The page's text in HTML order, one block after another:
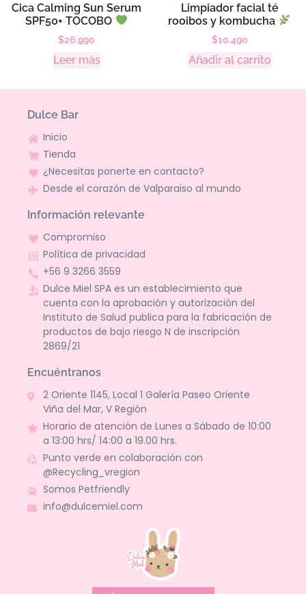
Cica Calming Sun Serum
SPF50+ TOCOBO
$26.990
Leer más
Limpiador facial té
rooibos y kombucha
$10.490
Añadir al carrito
Dulce Bar
Inicio
Tienda
¿Necesitas ponerte en contacto?
Desde el corazón de Valparaiso al mundo
Información relevante
Compromiso
Política de privacidad
+56 9 3266 3559
Dulce Miel SPA es un establecimiento que
cuenta con la aprobación y autorización del
Instituto de Salud publica para la fabricación de
productos de bajo riesgo N de inscripción
2869/21
Encuéntranos
2 Oriente 1145, Local 1 Galería Paseo Oriente
Viña del Mar, V Región
Horario de atención de Lunes a Sábado de 10:00
a 13:00 hrs/ 14:00 a 19.00 hrs.
Punto verde en colaboración con
@Recycling_vregion
Somos Petfriendly
info@dulcemiel.com